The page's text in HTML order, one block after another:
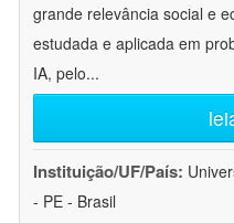
grande relevância social e
estudada e aplicada em
IA, pelo...
Instituição/UF/País:
- PE - Brasil